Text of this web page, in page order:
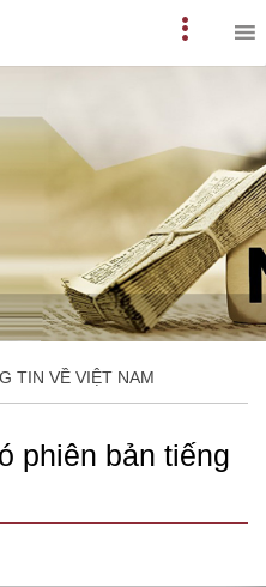
Primary
Menu
TIN VỀ VIỆT NAM
phiên bản tiếng